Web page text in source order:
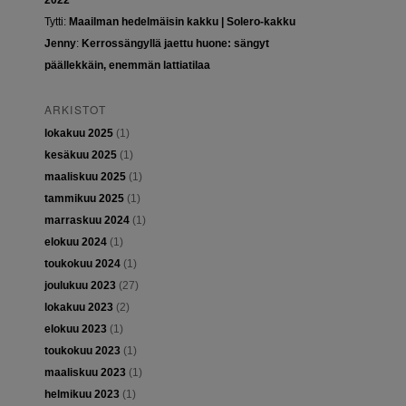
Tytti: Maailman hedelmäisin kakku | Solero-kakku
Jenny: Kerrossängyllä jaettu huone: sängyt
päällekkäin, enemmän lattiatilaa
ARKISTOT
lokakuu 2025(1)
kesäkuu 2025(1)
maaliskuu 2025(1)
tammikuu 2025(1)
marraskuu 2024(1)
elokuu 2024(1)
toukokuu 2024(1)
joulukuu 2023(27)
lokakuu 2023(2)
elokuu 2023(1)
toukokuu 2023(1)
maaliskuu 2023(1)
helmikuu 2023(1)